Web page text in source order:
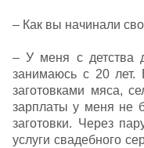
– Как вы начинали
– У меня с детства
занимаюсь с 20 лет.
заготовками мяса,
зарплаты у меня не
заготовки. Через
услуги свадебного